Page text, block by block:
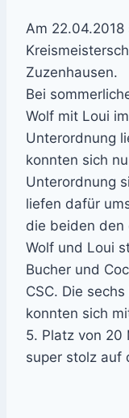
Am
Zuzenhausen.
Bei
Wolf mit Loui
Unterordnung
konnten sich
Unterordnung
liefen dafür
die beiden den
Wolf und Loui
Bucher und
CSC. Die
konnten sich
5. Platz von 20
super stolz auf